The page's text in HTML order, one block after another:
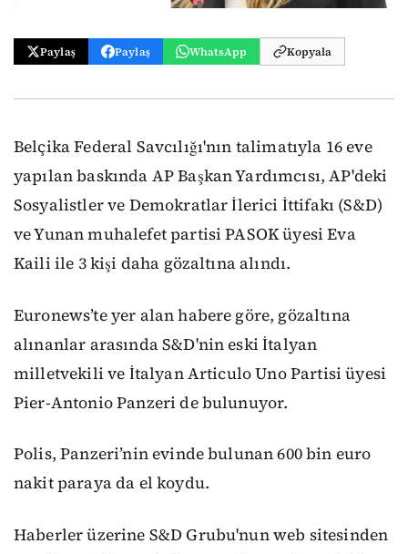
Paylaş Paylaş WhatsApp Kopyala
Belçika Federal Savcılığı'nın talimatıyla 16 eve
yapılan baskında AP Başkan Yardımcısı, AP'deki
Sosyalistler ve Demokratlar İlerici İttifakı (S&D)
ve Yunan muhalefet partisi PASOK üyesi Eva
Kaili ile 3 kişi daha gözaltına alındı.
Euronews’te yer alan habere göre, gözaltına
alınanlar arasında S&D'nin eski İtalyan
milletvekili ve İtalyan Articulo Uno Partisi üyesi
Pier-Antonio Panzeri de bulunuyor.
Polis, Panzeri’nin evinde bulunan 600 bin euro
nakit paraya da el koydu.
Haberler üzerine S&D Grubu'nun web sitesinden